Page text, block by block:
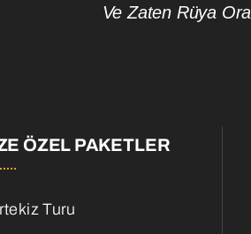
Ve Zaten Rüya
ÖZEL PAKETLER
Turu